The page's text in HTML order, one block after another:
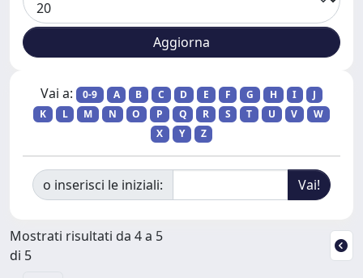
Vai a: 0-9 A B C D E F G H I
J
K
L M N O P Q R S T U V
W
X
Y Z
o inserisci le iniziali:
Mostrati risultati da 4 a 5
di 5